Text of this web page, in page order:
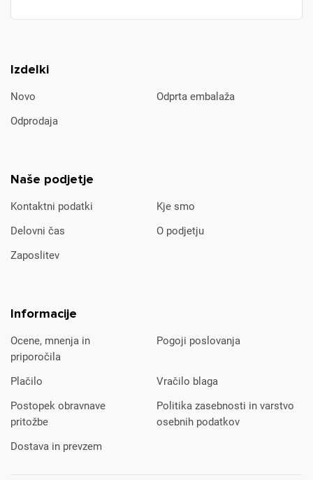
Izdelki
Novo
Odprta embalaža
Odprodaja
Naše podjetje
Kontaktni podatki
Kje smo
Delovni čas
O podjetju
Zaposlitev
Informacije
Ocene, mnenja in
priporočila
Pogoji poslovanja
Plačilo
Vračilo blaga
Postopek obravnave
pritožbe
Politika zasebnosti in varstvo
osebnih podatkov
Dostava in prevzem